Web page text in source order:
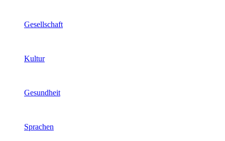
Gesellschaft
Kultur
Gesundheit
Sprachen